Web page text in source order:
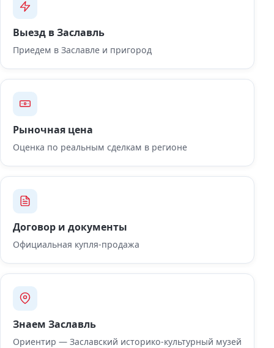
Выезд в Заславль
Приедем в Заславле и пригород
Рыночная цена
Оценка по реальным сделкам в регионе
Договор и документы
Официальная купля-продажа
Знаем Заславль
Ориентир — Заславский историко-культурный музей